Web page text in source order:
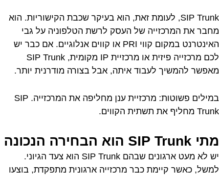
SIP Trunk, לעומת זאת, הוא בעיקר שכבת הקישוריות. הוא
מחבר את המרכזייה של העסק לרשת הטלפוניה על גבי
האינטרנט במקום קווי PRI או קווים אנלוגיים. אם כבר יש
לכם מרכזייה פיזית או מרכזיית IP מקומית, SIP Trunk
מאפשר להמשיך לעבוד איתה, אבל בצורה מודרנית יותר.
במילים פשוטות: מרכזיית ענן מחליפה את המרכזייה. SIP
Trunk מחליף את תשתית הקווים.
מתי SIP Trunk הוא הבחירה הנכונה
יש לא מעט ארגונים שבהם SIP Trunk הוא צעד הגיוני.
למשל, כאשר קיימת כבר מרכזייה ארגונית מתפקדת, בוצעו